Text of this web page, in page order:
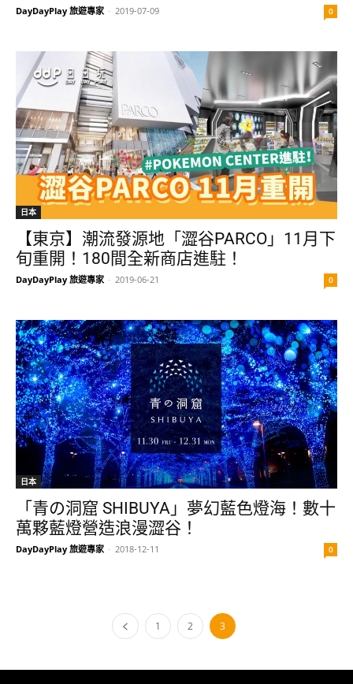
DayDayPlay 旅遊專家 - 2019-07-09 0
日本
【東京】潮流發源地「澀谷PARCO」11月下
旬重開！180間全新商店進駐！
DayDayPlay 旅遊專家 - 2019-06-21 0
日本
「青の洞窟 SHIBUYA」夢幻藍色燈海！數十
萬夥藍燈營造浪漫澀谷！
DayDayPlay 旅遊專家 - 2018-12-11 0
1 2 3